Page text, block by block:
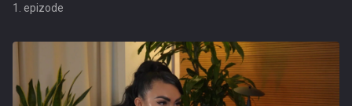
1. epizode